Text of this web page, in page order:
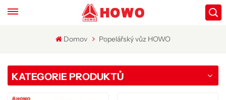
Domov Popelářský vůz HOWO
KATEGORIE PRODUKTŮ